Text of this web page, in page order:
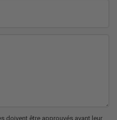
doivent être approuvés avant leur